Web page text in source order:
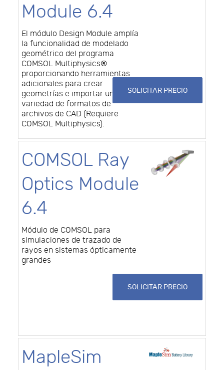
Module 6.4
El módulo Design Module amplía
la funcionalidad de modelado
geométrico del programa
COMSOL Multiphysics®
proporcionando herramientas
adicionales para crear
geometrías e importar una
variedad de formatos de
archivos de CAD (Requiere
COMSOL Multiphysics).
SOLICITAR PRECIO
COMSOL Ray
Optics Module
6.4
Módulo de COMSOL para
simulaciones de trazado de
rayos en sistemas ópticamente
grandes
SOLICITAR PRECIO
MapleSim